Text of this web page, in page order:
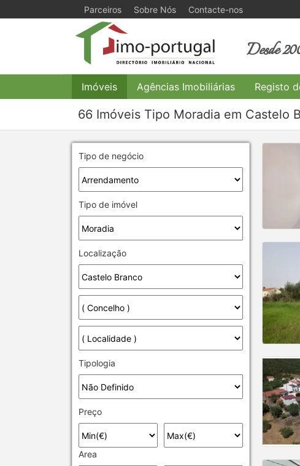
Parceiros Sobre Nós Contacte-nos
Desde
Imóveis Agências Imobiliárias Registo
66 Imóveis Tipo Moradia em Castelo
Tipo de negócio
Tipo de imóvel
Localização
Tipologia
Preço
Area